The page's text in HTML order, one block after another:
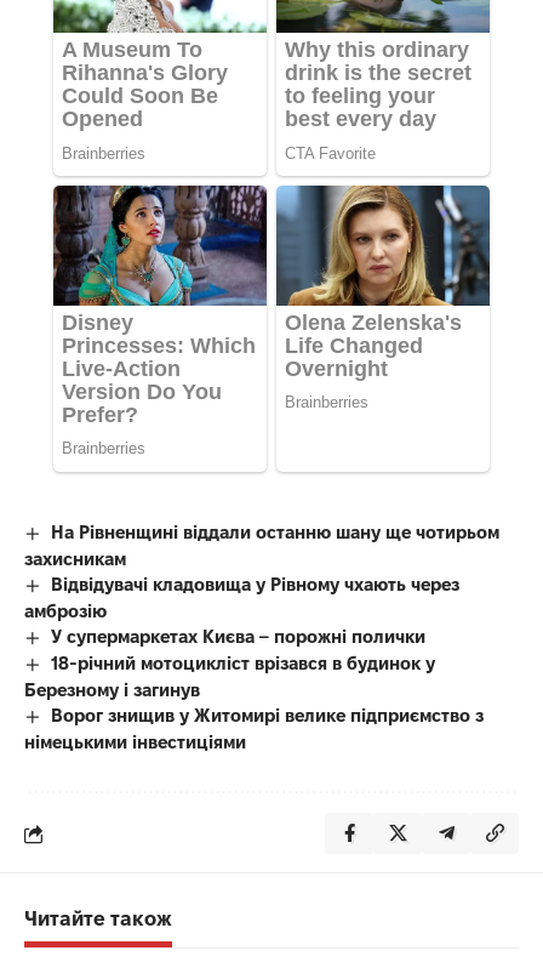
На Рівненщині віддали останню шану ще чотирьом
захисникам
Відвідувачі кладовища у Рівному чхають через
амброзію
У супермаркетах Києва – порожні полички
18-річний мотоцикліст врізався в будинок у
Березному і загинув
Ворог знищив у Житомирі велике підприємство з
німецькими інвестиціями
Читайте також